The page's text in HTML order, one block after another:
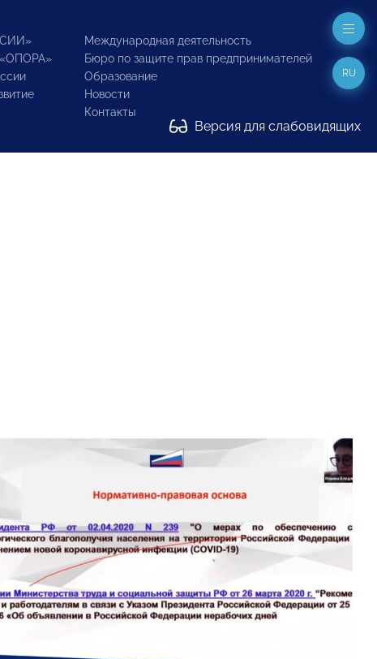
Международная деятельность
Бюро по защите прав предпринимателей
Образование
Новости
Контакты
Версия для слабовидящих
RU